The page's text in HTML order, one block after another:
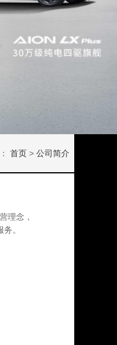
首页 > 公司简介
理念，
。